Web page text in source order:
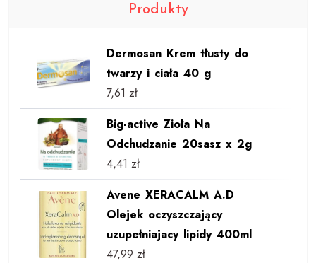
Produkty
Dermosan Krem tłusty do
twarzy i ciała 40 g
7,61 zł
Big-active Zioła Na
Odchudzanie 20sasz x 2g
4,41 zł
Avene XERACALM A.D
Olejek oczyszczający
uzupełniajacy lipidy 400ml
47,99 zł